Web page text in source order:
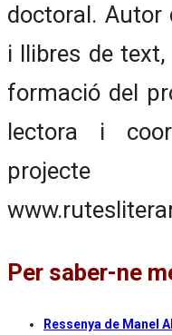
doctoral. Autor
i llibres de
formació del
lectora i
projecte
Per saber-ne
Ressenya de Manel